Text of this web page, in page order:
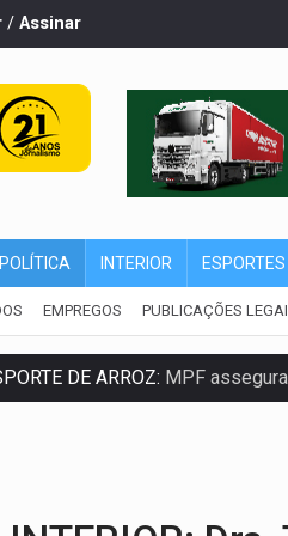
/ Assinar
POLÍTICA INTERIOR ESPORTES
EMPREGOS PUBLICAÇÕES
DE ARROZ: MPF
Colisão entre caminhão e